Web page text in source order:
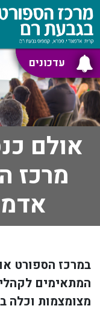
עדכונים
אולם
מרכז
במרכז הספורט
המתאימים
מצומצמות וכלה